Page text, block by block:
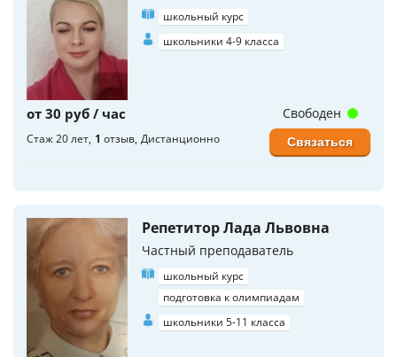
школьный курс
школьники 4-9 класса
от 30 руб / час
Стаж 20 лет 1 отзыв Дистанционно
Свободен
Связаться
Репетитор Лада Львовна
Частный преподаватель
школьный курс
подготовка к олимпиадам
школьники 5-11 класса